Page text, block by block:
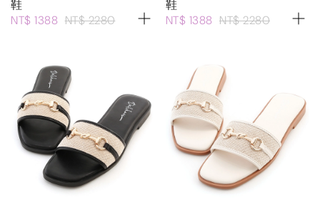
鞋
NT$ 1388 NT$ 2280
鞋
NT$ 1388 NT$ 2280